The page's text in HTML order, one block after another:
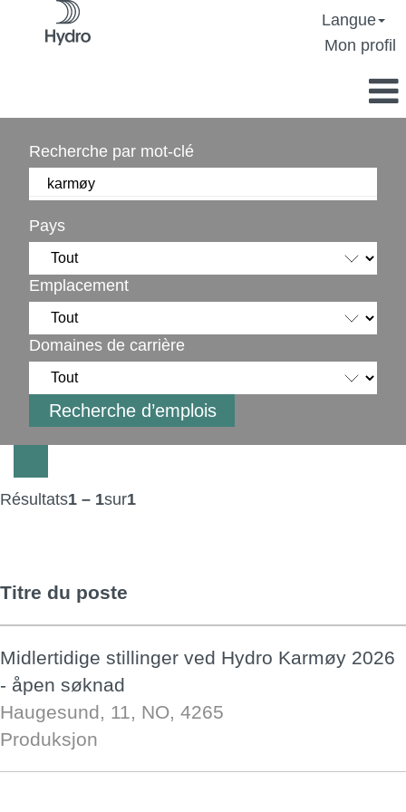
Langue
Mon profil
Recherche par mot-clé
Pays
Emplacement
Domaines de carrière
Résultats1 – 1sur1
Titre du poste
Midlertidige stillinger ved Hydro Karmøy 2026
- åpen søknad
Haugesund, 11, NO, 4265
Produksjon